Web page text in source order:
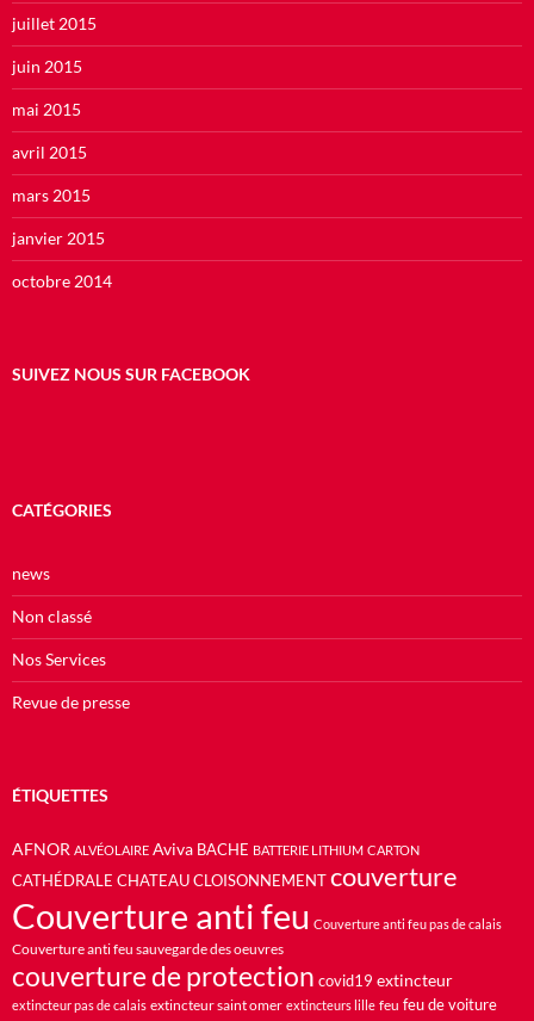
juillet 2015
juin 2015
mai 2015
avril 2015
mars 2015
janvier 2015
octobre 2014
SUIVEZ NOUS SUR FACEBOOK
CATÉGORIES
news
Non classé
Nos Services
Revue de presse
ÉTIQUETTES
AFNOR ALVÉOLAIRE Aviva BACHE BATTERIE LITHIUM CARTON
CATHÉDRALE CHATEAU CLOISONNEMENT couverture
Couverture anti feu Couverture anti feu pas de calais
Couverture anti feu sauvegarde des oeuvres
couverture de protection covid19 extincteur
extincteur pas de calais extincteur saint omer extincteurs lille feu feu de voiture